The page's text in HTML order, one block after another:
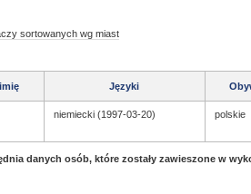
sortowanych wg miast
Języki
niemiecki (1997-03-20) polskie
danych osób, które zostały zawieszone w